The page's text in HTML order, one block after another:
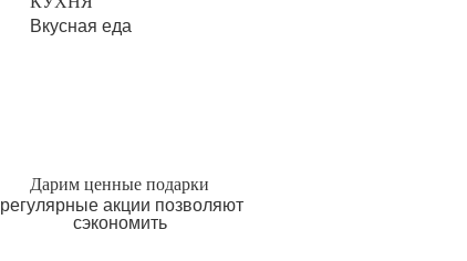
Вкусная еда
Дарим ценные подарки
регулярные акции позволяют
сэкономить